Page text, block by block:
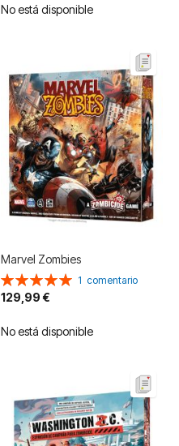
No está disponible
Marvel Zombies
Valoración:
100%
1 comentario
129,99 €
No está disponible